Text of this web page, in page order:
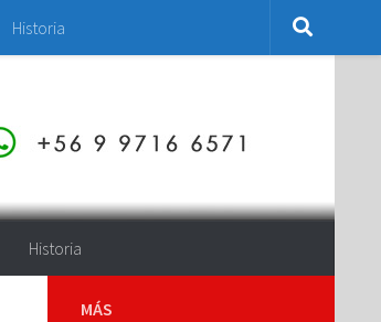
Historia
Historia
MÁS